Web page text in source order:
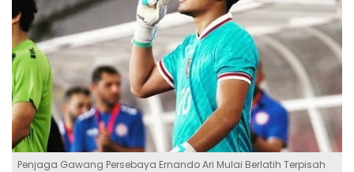
Penjaga Gawang Persebaya Ernando Ari Mulai Berlatih Terpisah